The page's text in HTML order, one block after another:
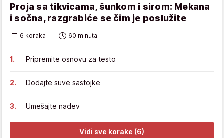
Proja sa tikvicama, šunkom i sirom: Mekana
i sočna, razgrabiće se čim je poslužite
6 koraka 60 minuta
Pripremite osnovu za testo
Dodajte suve sastojke
Umešajte nadev
Vidi sve korake (6)